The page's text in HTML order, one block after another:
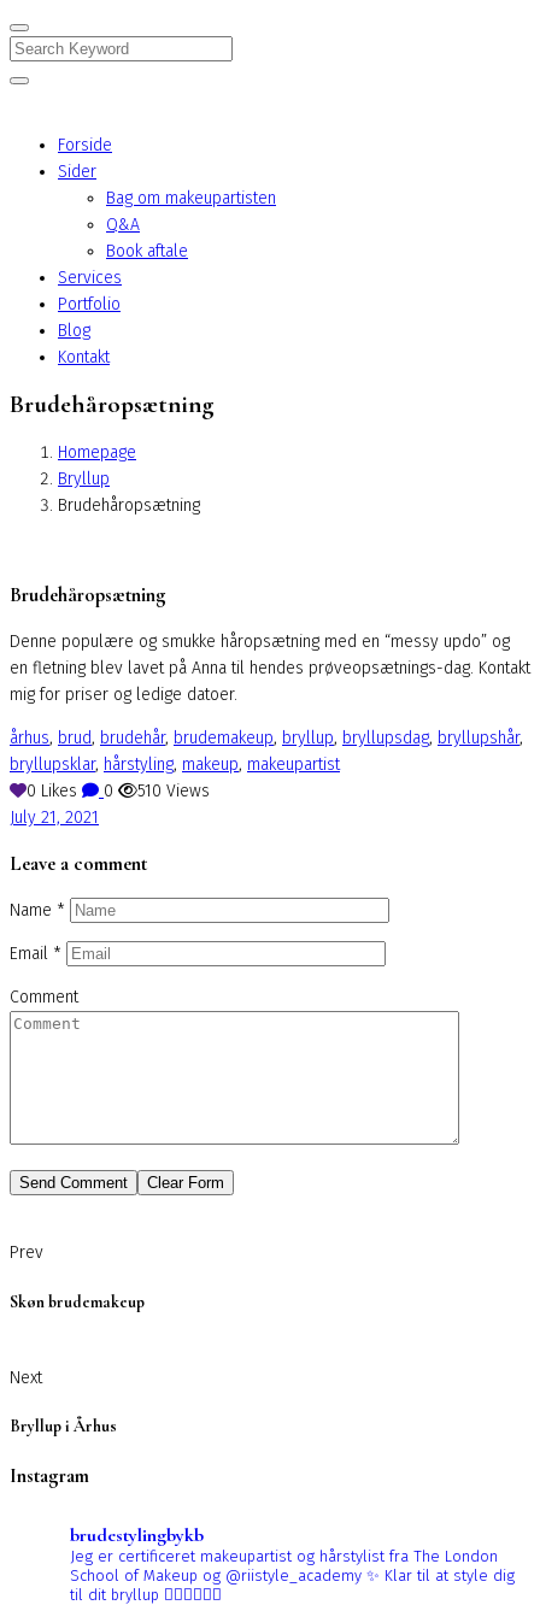
Search
Forside
Sider
Bag om makeupartisten
Q&A
Book aftale
Services
Portfolio
Blog
Kontakt
Brudehåropsætning
Homepage
Bryllup
Brudehåropsætning
Brudehåropsætning
Denne populære og smukke håropsætning med en “messy updo” og
en fletning blev lavet på Anna til hendes prøveopsætnings-dag. Kontakt
mig for priser og ledige datoer.
århus, brud, brudehår, brudemakeup, bryllup, bryllupsdag, bryllupshår,
bryllupsklar, hårstyling, makeup, makeupartist
0 Likes 0 510 Views
July 21, 2021
Leave a comment
Name *
Email *
Comment
Prev
Skøn brudemakeup
Next
Bryllup i Århus
Instagram
brudestylingbykb
Jeg er certificeret makeupartist og hårstylist fra The London
School of Makeup og @riistyle_academy ✨ Klar til at style dig
til dit bryllup 👰🏼‍♀️👰🏻‍♀️